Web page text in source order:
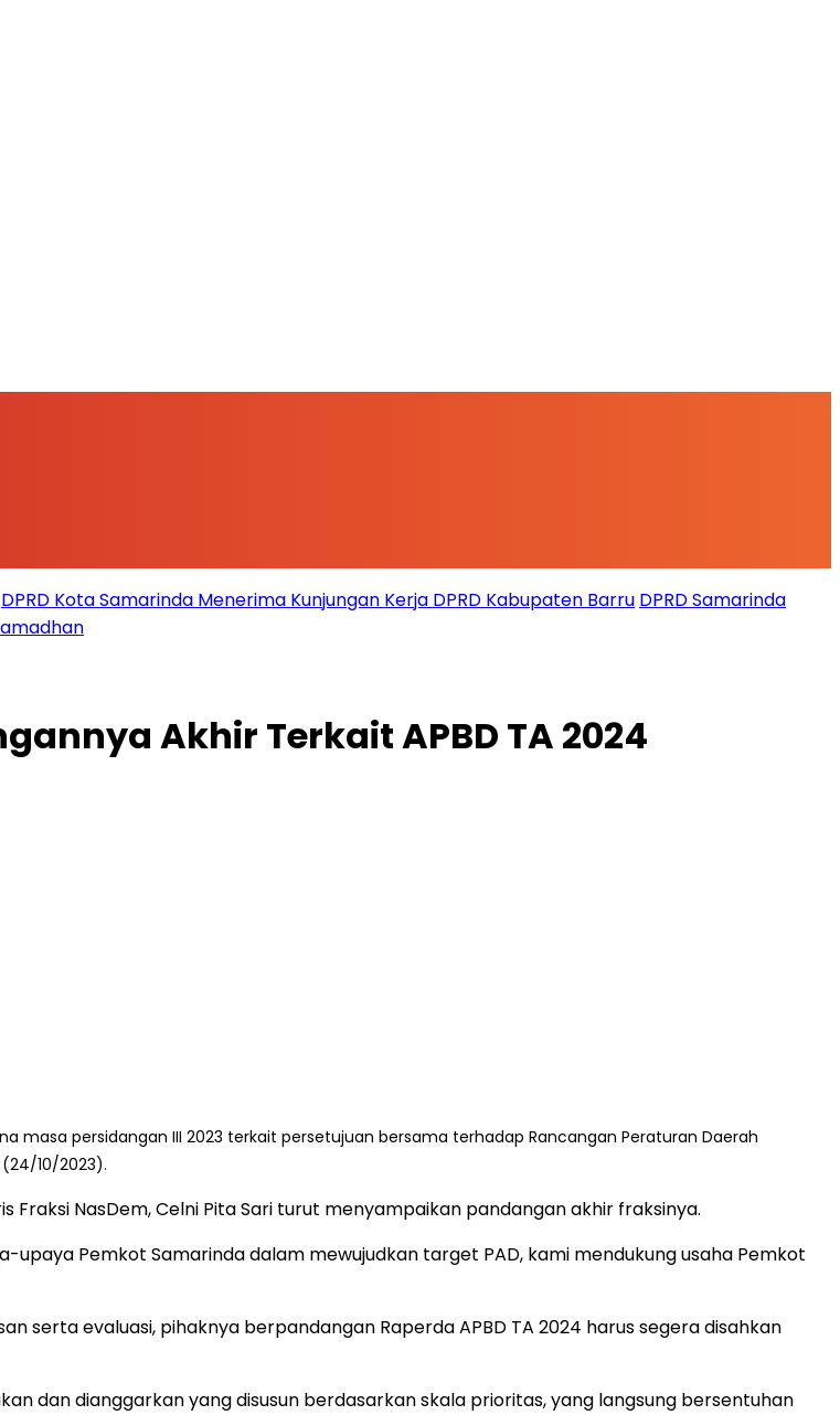
DPRD Kota Samarinda Menerima Kunjungan Kerja DPRD Kabupaten Barru DPRD Samarinda
Akhir Terkait APBD TA 2024
masa persidangan III 2023 terkait persetujuan bersama terhadap Rancangan Peraturan Daerah
10/2023).
Fraksi NasDem, Celni Pita Sari turut menyampaikan pandangan akhir fraksinya.
Pemkot Samarinda dalam mewujudkan target PAD, kami mendukung usaha Pemkot
serta evaluasi, pihaknya berpandangan Raperda APBD TA 2024 harus segera disahkan
dan dianggarkan yang disusun berdasarkan skala prioritas, yang langsung bersentuhan